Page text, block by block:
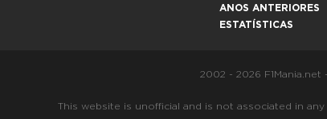
ANOS ANTERIORES
ESTATÍSTICAS
2002 - 2026
This website is unofficial and is not associated in any